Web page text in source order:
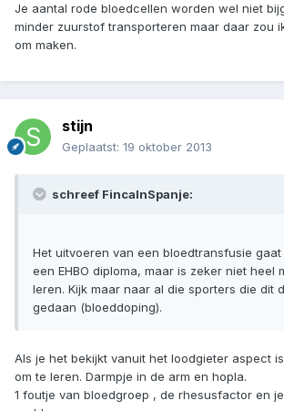
Je aantal rode bloedcellen worden wel niet
minder zuurstof transporteren maar daar zou
om maken.
stijn
Geplaatst: 19 oktober 2013
schreef FincaInSpanje:
Het uitvoeren van een bloedtransfusie
een EHBO diploma, maar is zeker niet heel
leren. Kijk maar naar al die sporters die dit
gedaan (bloeddoping).
Als je het bekijkt vanuit het loodgieter aspect
om te leren. Darmpje in de arm en hopla.
1 foutje van bloedgroep , de rhesusfactor en